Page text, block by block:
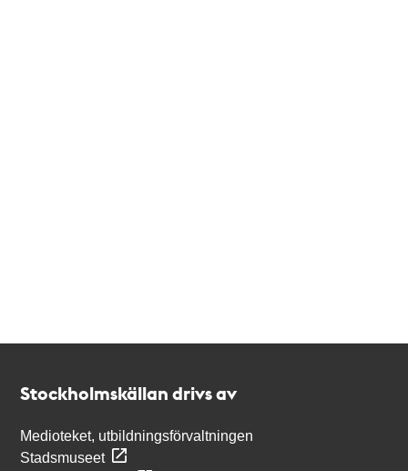
Stockholmskällan drivs av
Medioteket, utbildningsförvaltningen
Stadsmuseet